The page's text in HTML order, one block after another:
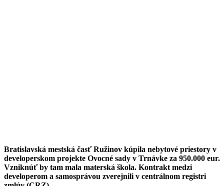
Bratislavská mestská časť Ružinov kúpila nebytové priestory v
developerskom projekte Ovocné sady v Trnávke za 950.000 eur.
Vzniknúť by tam mala materská škola. Kontrakt medzi
developerom a samosprávou zverejnili v centrálnom registri